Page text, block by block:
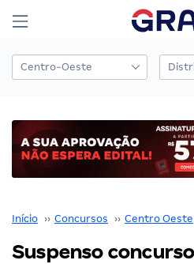
Início ›› Concursos ›› Centro Oeste
Suspenso